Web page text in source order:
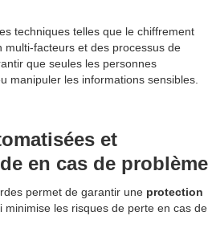
techniques telles que le chiffrement
multi-facteurs et des processus de
que seules les personnes
manipuler les informations sensibles.
et
en cas de problème
permet de garantir une protection
minimise les risques de perte en cas de